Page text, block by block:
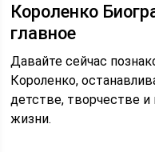
Короленко
главное
Давайте сейчас
Короленко,
детстве, творчестве
жизни.